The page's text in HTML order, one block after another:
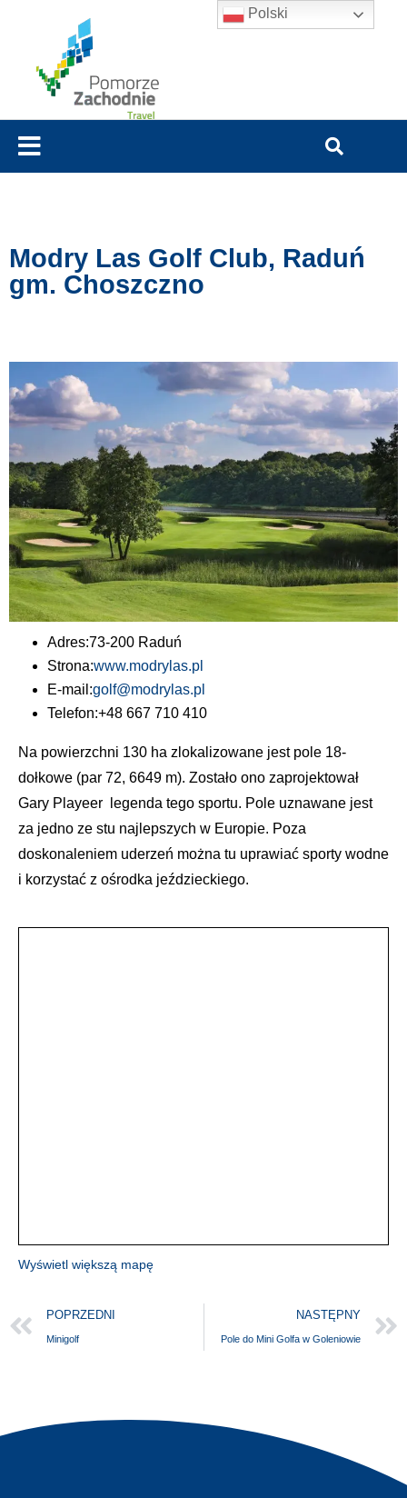
Modry Las Golf Club, Raduń
gm. Choszczno
Adres:73-200 Raduń
Strona:www.modrylas.pl
E-mail:golf@modrylas.pl
Telefon:+48 667 710 410
Na powierzchni 130 ha zlokalizowane jest pole 18-
dołkowe (par 72, 6649 m). Zostało ono zaprojektował
Gary Playeer legenda tego sportu. Pole uznawane jest
za jedno ze stu najlepszych w Europie. Poza
doskonaleniem uderzeń można tu uprawiać sporty wodne
i korzystać z ośrodka jeździeckiego.
Wyświetl większą mapę
POPRZEDNI
Minigolf
NASTĘPNY
Pole do Mini Golfa w Goleniowie
Polski